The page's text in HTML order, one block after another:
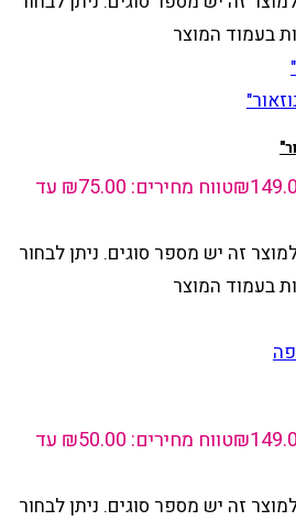
בעמוד המוצר
₪
טווח מחירים: ⁦₪75.00⁩ עד
זה יש מספר סוגים. ניתן לבחור
בעמוד המוצר
₪
טווח מחירים: ⁦₪50.00⁩ עד
זה יש מספר סוגים. ניתן לבחור